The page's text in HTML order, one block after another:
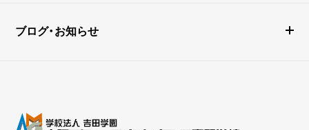
ブログ・お知らせ